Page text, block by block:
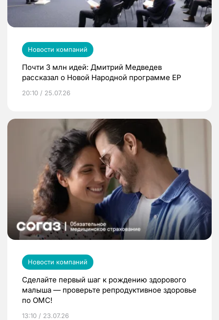
Новости компаний
Почти 3 млн идей: Дмитрий Медведев
рассказал о Новой Народной программе ЕР
20:10 / 25.07.26
Новости компаний
Сделайте первый шаг к рождению здорового
малыша — проверьте репродуктивное здоровье
по ОМС!
13:10 / 23.07.26